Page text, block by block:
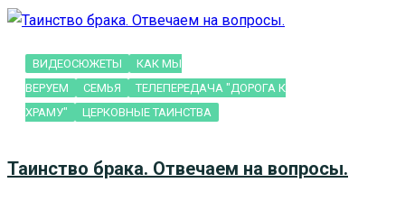
ВИДЕОСЮЖЕТЫ
КАК МЫ
ВЕРУЕМ
СЕМЬЯ
ТЕЛЕПЕРЕДАЧА "ДОРОГА К
ХРАМУ"
ЦЕРКОВНЫЕ ТАИНСТВА
Таинство брака. Отвечаем на вопросы.